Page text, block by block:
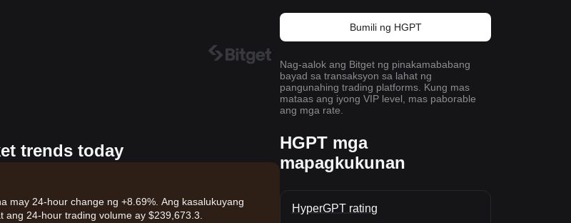
trends today
may 24-hour change ng +8.69%. Ang kasalukuyang
24-hour trading volume ay $239,673.3.
Bumili ng HGPT
Nag-aalok ang Bitget ng pinakamababang
bayad sa transaksyon sa lahat ng
pangunahing trading platforms. Kung mas
mataas ang iyong VIP level, mas paborable
ang mga rate.
HGPT mga
mapagkukunan
HyperGPT rating